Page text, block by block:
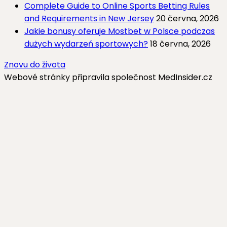
Complete Guide to Online Sports Betting Rules
and Requirements in New Jersey20 června, 2026
Jakie bonusy oferuje Mostbet w Polsce podczas
dużych wydarzeń sportowych?18 června, 2026
Znovu do života
Webové stránky připravila společnost MedInsider.cz